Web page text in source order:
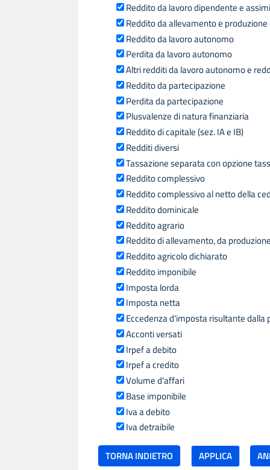
Reddito da lavoro dipendente e
Reddito da allevamento e
Reddito da lavoro autonomo
Perdita da lavoro autonomo
Altri redditi da lavoro autonomo e
Reddito da partecipazione
Perdita da partecipazione
Plusvalenze di natura finanziaria
Reddito di capitale (sez. IA e IB)
Redditi diversi
Tassazione separata con opzione
Reddito complessivo
Reddito complessivo al netto della
Reddito dominicale
Reddito agrario
Reddito di allevamento, da
Reddito agricolo dichiarato
Reddito imponibile
Imposta lorda
Imposta netta
Eccedenza d'imposta risultante dalla
Acconti versati
Irpef a debito
Irpef a credito
Volume d'affari
Base imponibile
Iva a debito
Iva detraibile
TORNA INDIETRO